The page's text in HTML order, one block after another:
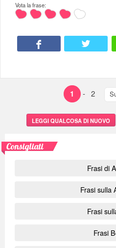
Vota la frase:
1 - 2
LEGGI QUALCOSA DI NUOVO
Consigliati
Frasi di
Frasi sulla
Frasi
Frasi